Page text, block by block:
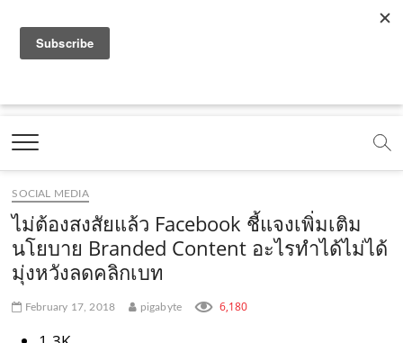
a
e
b
o
o
k
.
c
o
o
t
b
e
.
c
o
m
.
o
e
m
t
g
a
m
.
t
k
c
m
Marketing Oops!
DIGITAL | CREATIVE | ADVERTISING | CAMPAIGN |
SOCIAL MEDIA
ไม่ต้องสงสัยแล้ว Facebook ชี้แจงเพิ่มเติม
นโยบาย Branded Content อะไรทำได้ไม่ได้
มุ่งหวังลดคลิกเบท
February 17, 2018 pigabyte 6,180